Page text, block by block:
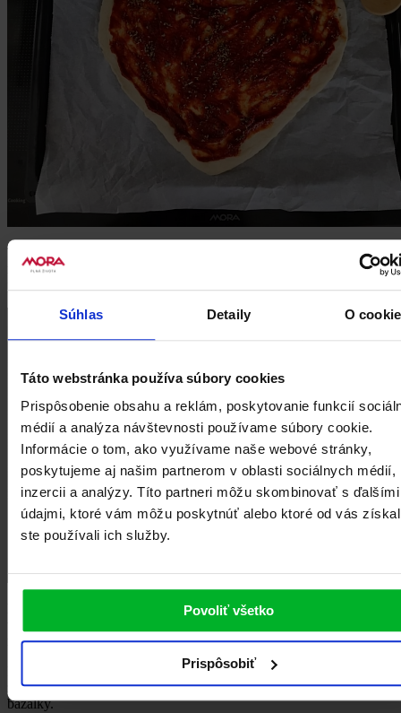
Súhlas Detaily O
Táto webstránka používa súbory cookies
Prispôsobenie obsahu a reklám, poskytovanie funkcií
médií a analýza návštevnosti používame súbory cookie.
Informácie o tom, ako využívame naše webové stránky,
poskytujeme aj našim partnerom v oblasti sociálnych médií,
inzercii a analýzy. Títo partneri môžu skombinovať s ďalšími
údajmi, ktoré vám môžu poskytnúť alebo ktoré od vás
ste používali ich služby.
Povoliť všetko
Prispôsobiť
Teraz na pizzu rovnomerne rozložte plátkový syr a plátky
mozzarelly. Pridajte kolieska cherry paradajok a na kolieska
predhriatej na 200 stupňov C v režime
rúry MORA disponujú. Pečte v nižšej polohe rúry.
Po 15 minútach môžete na pizzu prisypať sušené oregano a pečte do
zozlatnutia okrajov pizze. Pizzu podávajte teplú s lístkami čerstvej
bazalky.